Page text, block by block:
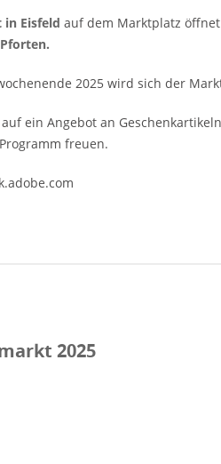
Eisfeld auf dem Marktplatz
2025 wird sich der
ein Angebot an
freuen.
2025